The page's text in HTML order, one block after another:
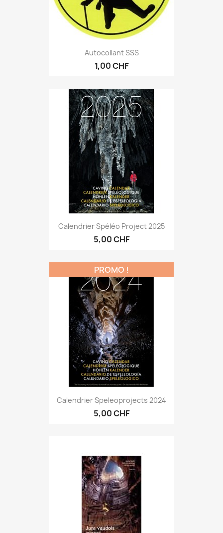
Autocollant SSS
1,00 CHF
Calendrier Spéléo Project 2025
5,00 CHF
Calendrier Speleoprojects 2024
5,00 CHF
PROMO !